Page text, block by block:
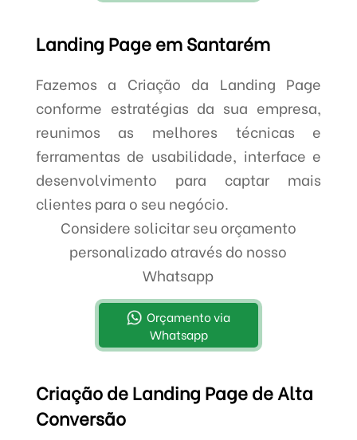
Landing Page em Santarém
Fazemos a Criação da Landing Page
conforme estratégias da sua empresa,
reunimos as melhores técnicas e
ferramentas de usabilidade, interface e
desenvolvimento para captar mais
clientes para o seu negócio.
Considere solicitar seu orçamento
personalizado através do nosso
Whatsapp
Orçamento via
Whatsapp
Criação de Landing Page de Alta
Conversão